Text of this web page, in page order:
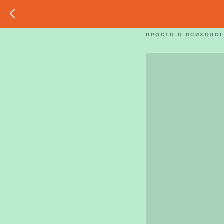
ПРОСТО О